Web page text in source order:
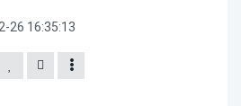
26 16:35:13